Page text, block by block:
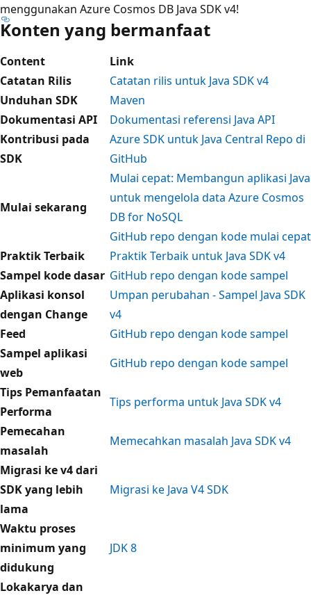
menggunakan Azure Cosmos DB Java SDK v4!
Konten yang bermanfaat
Content
Link
Catatan Rilis
Catatan rilis untuk Java SDK v4
Unduhan SDK
Maven
Dokumentasi API
Dokumentasi referensi Java API
Kontribusi pada
SDK
Azure SDK untuk Java Central Repo di
GitHub
Mulai sekarang
Mulai cepat: Membangun aplikasi Java
untuk mengelola data Azure Cosmos
DB for NoSQL
GitHub repo dengan kode mulai cepat
Praktik Terbaik
Praktik Terbaik untuk Java SDK v4
Sampel kode dasar GitHub repo dengan kode sampel
Aplikasi konsol
dengan Change
Feed
Umpan perubahan - Sampel Java SDK
v4
GitHub repo dengan kode sampel
Sampel aplikasi
web
GitHub repo dengan kode sampel
Tips Pemanfaatan
Performa
Tips performa untuk Java SDK v4
Pemecahan
masalah
Memecahkan masalah Java SDK v4
Migrasi ke v4 dari
SDK yang lebih
lama
Migrasi ke Java V4 SDK
Waktu proses
minimum yang
didukung
JDK 8
Lokakarya dan